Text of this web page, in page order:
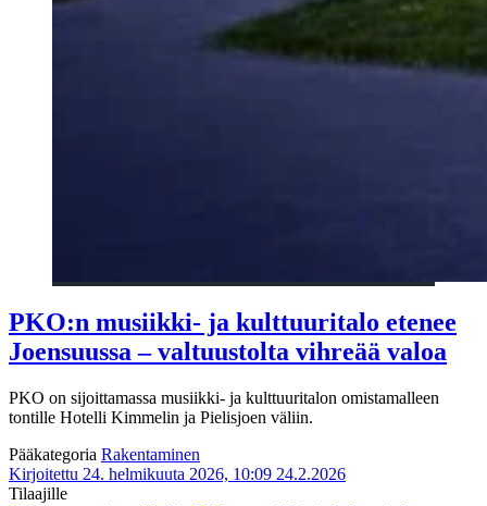
PKO:n musiikki- ja kulttuuritalo etenee
Joensuussa – valtuustolta vihreää valoa
PKO on sijoittamassa musiikki- ja kulttuuritalon omistamalleen
tontille Hotelli Kimmelin ja Pielisjoen väliin.
Pääkategoria Rakentaminen
Kirjoitettu 24. helmikuuta 2026, 10:09 24.2.2026
Tilaajille